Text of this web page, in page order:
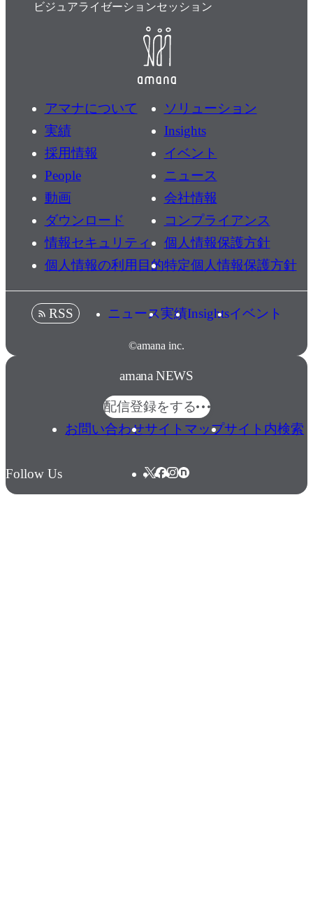
ビジュアライゼーションセッション
アマナについて
ソリューション
実績
Insights
採用情報
イベント
People
ニュース
動画
会社情報
ダウンロード
コンプライアンス
情報セキュリティ
個人情報保護方針
個人情報の利用目的特定個人情報保護方針
©amana inc.
RSS ニュース実績Insightsイベント
amana NEWS
配信登録をする
お問い合わせサイトマップサイト内検索
Follow Us